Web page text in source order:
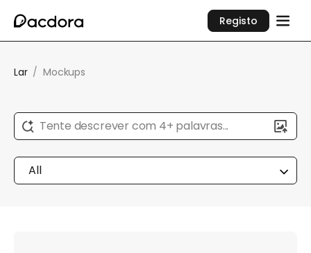
Registo
Lar / Mockups
Tente descrever com 4+ palavras...
All